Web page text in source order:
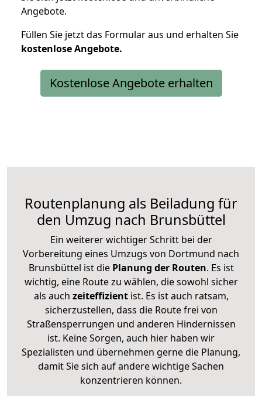
Angebote.
Füllen Sie jetzt das Formular aus und erhalten Sie
kostenloseAngebote.
Kostenlose Angebote erhalten
Routenplanung als Beiladung für
den Umzug nach Brunsbüttel
Ein weiterer wichtiger Schritt bei der
Vorbereitung eines Umzugs von Dortmund nach
Brunsbüttel ist diePlanung der Routen. Es ist
wichtig, eine Route zu wählen, die sowohl sicher
als auch zeiteffizientist. Es ist auch ratsam,
sicherzustellen, dass die Route frei von
Straßensperrungen und anderen Hindernissen
ist. Keine Sorgen, auch hier haben wir
Spezialisten und übernehmen gerne die Planung,
damit Sie sich auf andere wichtige Sachen
konzentrieren können.